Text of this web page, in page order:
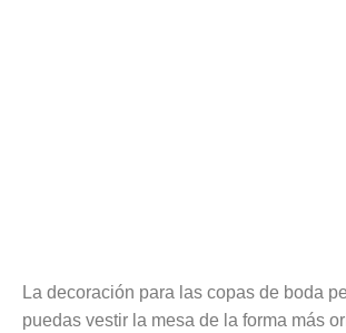
La decoración para las copas de boda
puedas vestir la mesa de la forma más